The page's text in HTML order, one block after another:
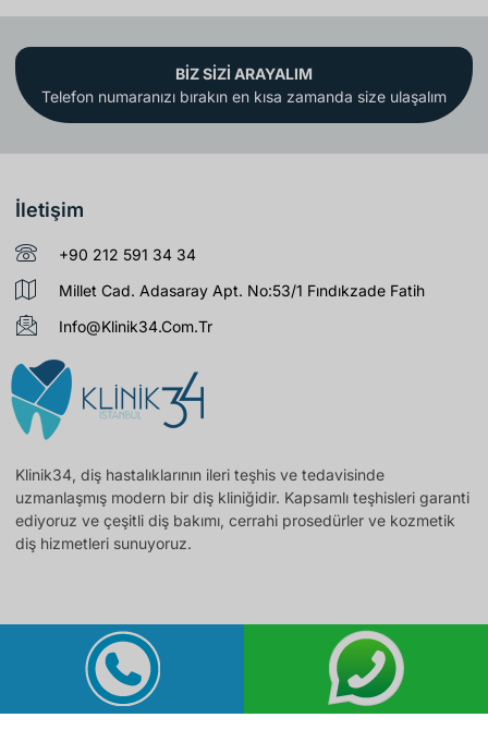
BİZ SİZİ ARAYALIM
Telefon numaranızı bırakın en kısa zamanda size ulaşalım
Klinik34, diş hastalıklarının ileri teşhis ve tedavisinde
uzmanlaşmış modern bir diş kliniğidir. Kapsamlı teşhisleri garanti
ediyoruz ve çeşitli diş bakımı, cerrahi prosedürler ve kozmetik
diş hizmetleri sunuyoruz.
İletişim
+90 212 591 34 34
Millet Cad. Adasaray Apt. No:53/1 Fındıkzade Fatih
Info@klinik34.com.tr
klinik34 2025. Tüm Hakları Saklıdır